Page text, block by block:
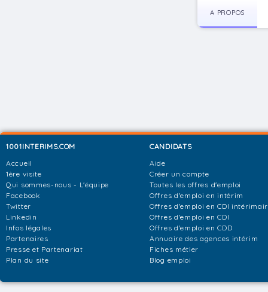
A PROPOS
1001INTERIMS.COM
Accueil
1ère visite
Qui sommes-nous - L'équipe
Facebook
Twitter
Linkedin
Infos légales
Partenaires
Presse et Partenariat
Plan du site
CANDIDATS
Aide
Créer un compte
Toutes les offres d'emploi
Offres d'emploi en intérim
Offres d'emploi en CDI
Offres d'emploi en CDI
Offres d'emploi en CDD
Annuaire des agences intérim
Fiches métier
Blog emploi